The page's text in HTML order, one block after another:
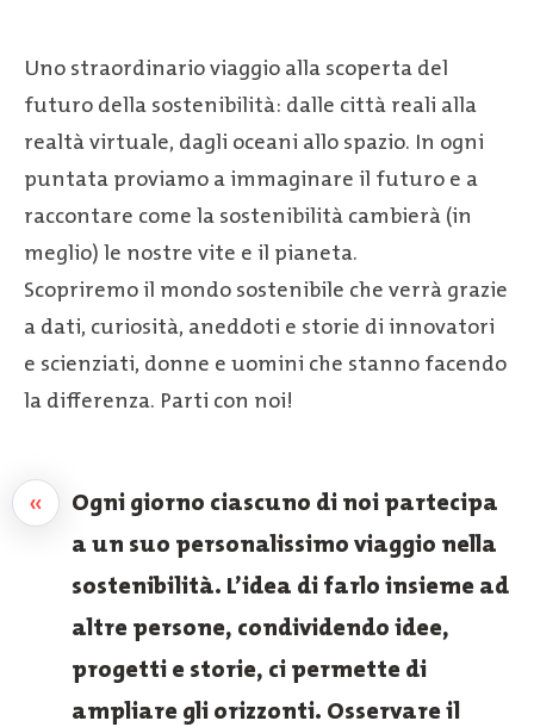
Uno straordinario viaggio alla scoperta del
futuro della sostenibilità: dalle città reali alla
realtà virtuale, dagli oceani allo spazio. In ogni
puntata proviamo a immaginare il futuro e a
raccontare come la sostenibilità cambierà (in
meglio) le nostre vite e il pianeta.
Scopriremo il mondo sostenibile che verrà grazie
a dati, curiosità, aneddoti e storie di innovatori
e scienziati, donne e uomini che stanno facendo
la differenza. Parti con noi!
Ogni giorno ciascuno di noi partecipa
a un suo personalissimo viaggio nella
sostenibilità. L’idea di farlo insieme ad
altre persone, condividendo idee,
progetti e storie, ci permette di
ampliare gli orizzonti. Osservare il
«